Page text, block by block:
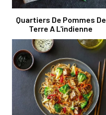
Quartiers De Pommes De
Terre A L'indienne